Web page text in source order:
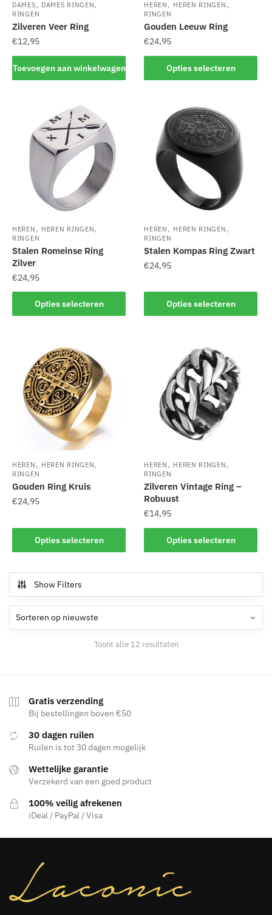
productpagina
productpagina
DAMES, DAMES RINGEN,
RINGEN
Zilveren Veer Ring
€12,95
Toevoegen aan winkelwagen
HEREN , HEREN RINGEN ,
RINGEN
Gouden Leeuw Ring
€24,95
Opties selecteren
product
meerdere
variaties.
Deze
optie
kan
gekozen
worden
de
productpagina
HEREN , HEREN RINGEN,
RINGEN
Stalen Romeinse Ring
Zilver
€24,95
Opties selecteren
product
variaties.
Deze
optie
kan
gekozen
worden
de
productpagina
HEREN , HEREN RINGEN ,
RINGEN
Stalen Kompas Ring Zwart
€24,95
Opties selecteren
product
heeft
gekozen
worden
productpagina
HEREN , HEREN RINGEN,
RINGEN
Gouden Ring Kruis
€24,95
Opties selecteren
product
heeft
variaties.
Deze
optie
kan
productpagina
HEREN , HEREN RINGEN ,
RINGEN
Zilveren Vintage Ring –
Robuust
€14,95
Opties selecteren
product
variaties.
Deze
kan
Show Filters
Toont alle 12 resultatenGesorteerd
Gratis verzending
Bij bestellingen boven €50
30 dagen ruilen
Ruilen is tot 30 dagen mogelijk
Wettelijke garantie
Verzekerd van een goed product
100% veilig afrekenen
iDeal / PayPal / Visa